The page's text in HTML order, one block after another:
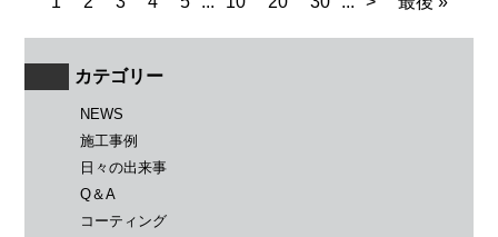
カテゴリー
NEWS
施工事例
日々の出来事
Q＆A
コーティング